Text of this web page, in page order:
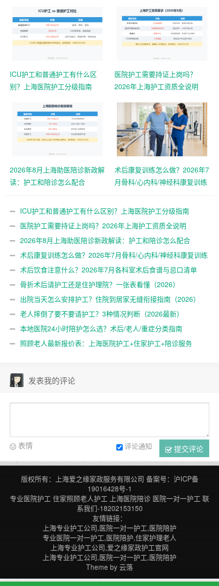
ICU护工和普通护工有什么区
别？上海医院护工分级指南
医院护工需要持证上岗吗？
2026年上海护工资质全说明
2026年8月上海助医陪诊新政解
读：护工和陪诊怎么配合
术后康复训练怎么做？2026年7
月骨科/心内科/神经科康复训练
ICU护工和普通护工有什么区别？上海医院护工分级指南
医院护工需要持证上岗吗？2026年上海护工资质全说明
2026年8月上海助医陪诊新政解读：护工和陪诊怎么配合
术后康复训练怎么做？2026年7月骨科/心内科/神经科康复训练
指南术后饮食注意什么？2026年7月各科室术后食谱与忌口清单
骨折术后请护工还是住护理院？一张表看懂（2026）
出院当天怎么安排护工？住院到居家无缝衔接指南（2026）
老人摔倒了要不要请护工？3种情况判断（2026最新）
本地医院24小时陪护怎么选？术后/老人/重症分类指南
（2026）
照顾老人最新报价表：上海医院护工+住家护工+陪诊服务
发表我的评论
提交评论
评论通知
表情
版权所有：上海爱之缘家政服务有限公司 备案号： 沪ICP备
19016428号-1
专业医院护工 住家照顾老人护工 上海医院陪诊 医院一对一护工 联
系我们-18202153150
友情链接：
上海专业护工公司,医院一对一护工,医院陪护
专业医院一对一护工,医院陪护,住家护理老人
上海专业护工公司,爱之缘家政护工官网
上海专业护工公司,医院一对一护工,医院陪护
Theme by 云落